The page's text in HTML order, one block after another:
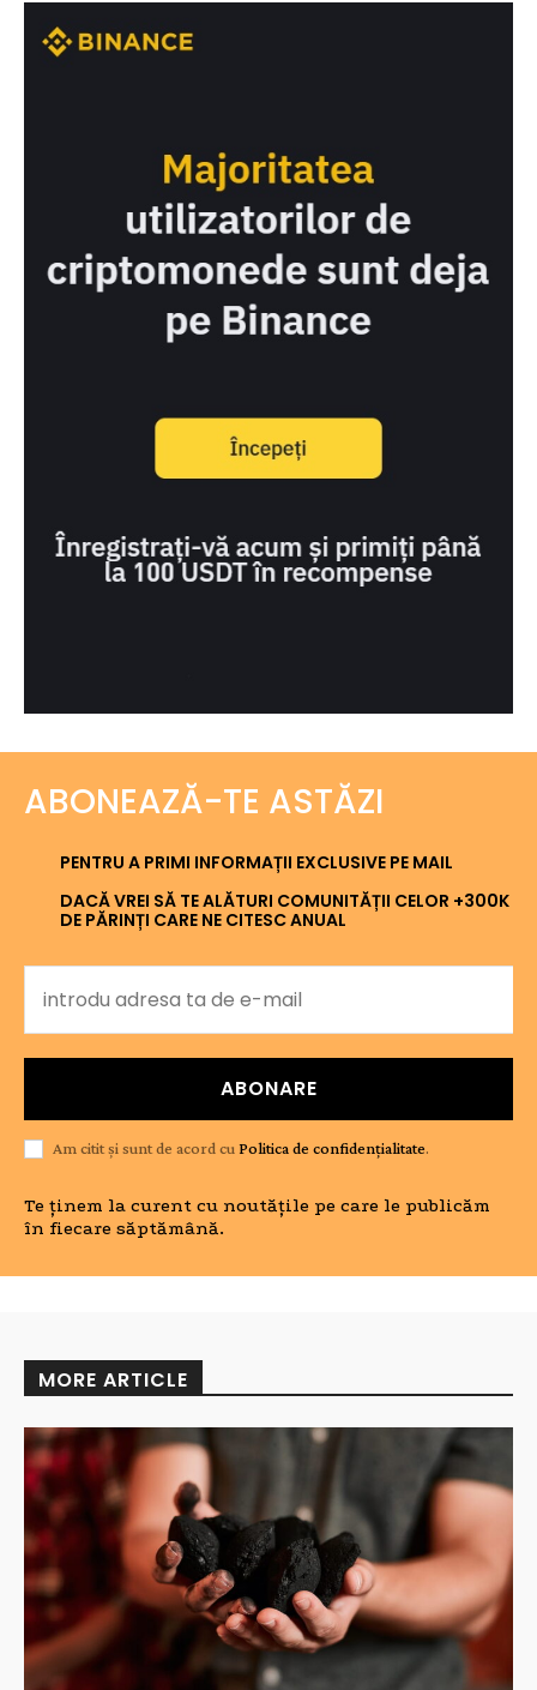
ABONEAZĂ-TE ASTĂZI
PENTRU A PRIMI INFORMAȚII EXCLUSIVE PE MAIL
DACĂ VREI SĂ TE ALĂTURI COMUNITĂȚII CELOR +300K
DE PĂRINȚI CARE NE CITESC ANUAL
ABONARE
Am citit și sunt de acord cu Politica de confidențialitate.
Te ținem la curent cu noutățile pe care le publicăm
în fiecare săptămână.
MORE ARTICLE